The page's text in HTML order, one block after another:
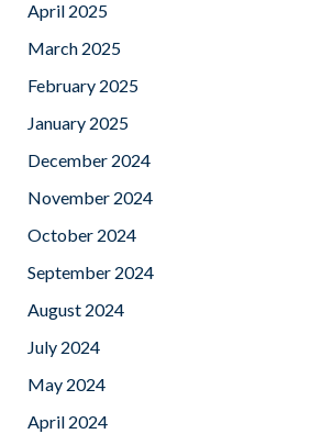
April 2025
March 2025
February 2025
January 2025
December 2024
November 2024
October 2024
September 2024
August 2024
July 2024
May 2024
April 2024